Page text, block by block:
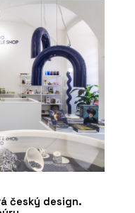
český design.